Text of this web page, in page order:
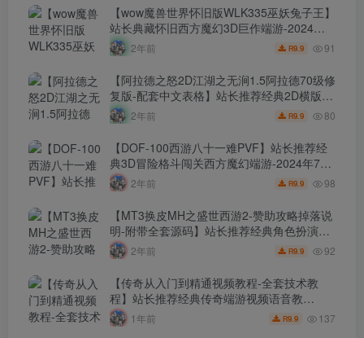
【wow魔兽世界怀旧版WLK335巫妖兔子王】
站长典藏怀旧西方魔幻3D巨作端游-2024年7
月24日最新打包Win服务端源码视频架设教
程-网页注册-GM指令教程-完整PC客户端！
2年前 R9.9 91
【阿拉德之怒2D江湖之无涧1.5阿拉德70级修
复版-配套中文表格】站长推荐经典2D横版闯
关手游-2024年7月24日最新打包Linux服务端
源码视频架设教程-GM总运营WEB管理后台-
新版多功能GM授权后台-安卓苹果IOS双端版
本！
2年前 R9.9 80
【DOF-100西游八十一难PVF】站长推荐经
典3D冒险格斗闯关西方魔幻端游-2024年7月
24日最新打包Linux服务端源码视频架设教
程-等级补丁-配套完整客户端！
2年前 R9.9 98
【MT3换皮MH之盛世西游2-赞助攻略掉落说
明-附带全套源码】站长推荐经典角色扮演类
Q萌卡通剧情任务回合手游-2024年7月20日
最新打包Linux服务端源码视频架设教程-多功
能GM网页后台工具-安卓苹果ios双端版本！
2年前 R9.9 92
【传奇从入门到精通视频教程-全套技术教
程】站长推荐经典传奇端游视频语音教
程-2024年7月20日最新打包整理-0从基础新
手到精通-传奇全套技术教学！
1年前 R9.9 137